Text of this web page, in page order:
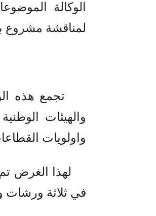
الوكالة
لمناقشة مشروع
تجمع هذه
والهيئات
واولويات
لهذا الغرض تم
في ثلاثة ورشات